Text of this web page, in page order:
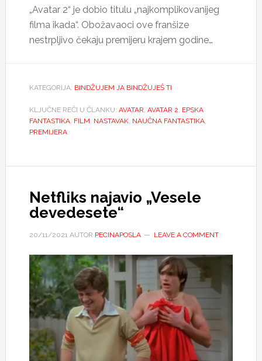
„Avatar 2“ je dobio titulu „najkomplikovanijeg
filma ikada“. Obožavaoci ove franšize
nestrpljivo čekaju premijeru krajem godine…
KATEGORIJA: BINDŽUJEM JA BINDŽUJEŠ TI
KLJUČNE REČI U ČLANKU: AVATAR, AVATAR 2, EPSKA
FANTASTIKA, FILM, NASTAVAK, NAUČNA FANTASTIKA,
PREMIJERA
Netfliks najavio „Vesele
devedesete“
20/11/2021AUTOR PECINAPOSLA LEAVE A COMMENT